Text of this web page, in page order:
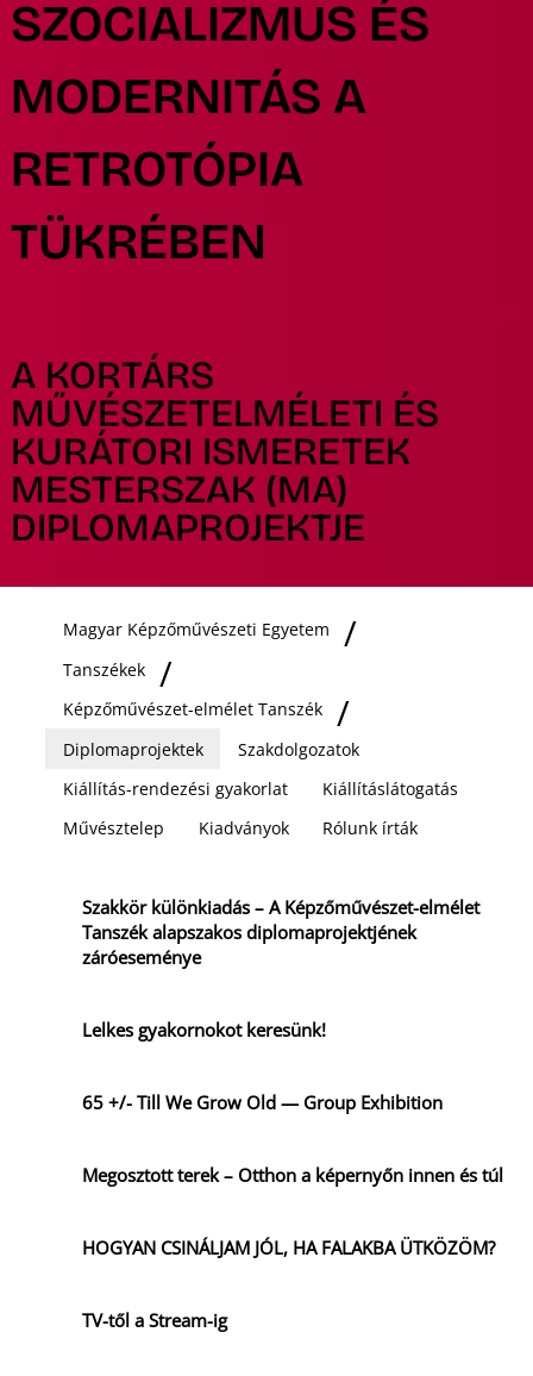
SZOCIALIZMUS ÉS
MODERNITÁS A
RETROTÓPIA
TÜKRÉBEN
A KORTÁRS
MŰVÉSZETELMÉLETI ÉS
KURÁTORI ISMERETEK
MESTERSZAK (MA)
DIPLOMAPROJEKTJE
Magyar Képzőművészeti Egyetem
Tanszékek
Képzőművészet-elmélet Tanszék
Diplomaprojektek
Szakdolgozatok
Kiállítás-rendezési gyakorlat
Kiállításlátogatás
Művésztelep
Kiadványok Rólunk írták
Szakkör különkiadás – A Képzőművészet-elmélet
Tanszék alapszakos diplomaprojektjének
záróeseménye
Lelkes gyakornokot keresünk!
65 +/- Till We Grow Old — Group Exhibition
Megosztott terek – Otthon a képernyőn innen és túl
HOGYAN CSINÁLJAM JÓL, HA FALAKBA ÜTKÖZÖM?
TV-től a Stream-ig